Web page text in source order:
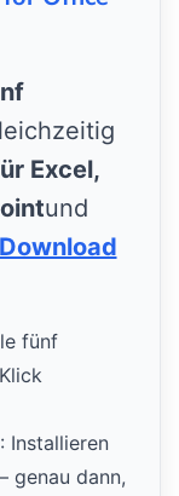
Excel,
und
fünf
: Installieren
genau dann,